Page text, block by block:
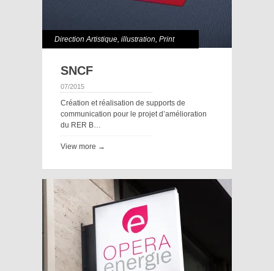
Direction Artistique, illustration, Print
SNCF
07/2015
Création et réalisation de supports de
communication pour le projet d’amélioration
du RER B…
View more →